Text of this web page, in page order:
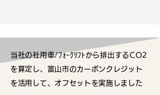
当社の社用車/ﾌｫｰｸﾘﾌﾄから排出するCO2
を算定し、富山市のカーボンクレジット
を活用して、オフセットを実施しました